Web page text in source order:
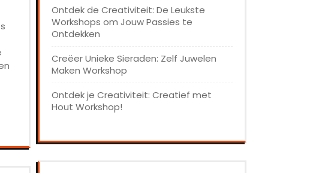
Ontdek de Creativiteit: De Leukste
Workshops om Jouw Passies te
Ontdekken
Creëer Unieke Sieraden: Zelf Juwelen
Maken Workshop
Ontdek je Creativiteit: Creatief met
Hout Workshop!